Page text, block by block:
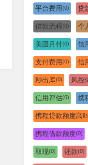
平台费用(0) 贷
借款流程(0) 个
美团月付(0) 信
支付费用(0) 信
秒出库(0) 风控
信用评估(0) 携
携程贷款额度高
携程借款额度(0)
取现(0) 还款(0)